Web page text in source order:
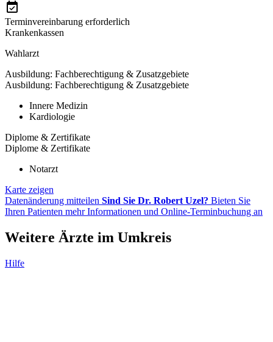
Terminvereinbarung erforderlich
Krankenkassen
Wahlarzt
Ausbildung: Fachberechtigung & Zusatzgebiete
Ausbildung: Fachberechtigung & Zusatzgebiete
Innere Medizin
Kardiologie
Diplome & Zertifikate
Diplome & Zertifikate
Notarzt
Karte zeigen
Datenänderung mitteilen Sind Sie Dr. Robert Uzel? Bieten Sie
Ihren Patienten mehr Informationen und Online-Terminbuchung an
Weitere Ärzte im Umkreis
Hilfe